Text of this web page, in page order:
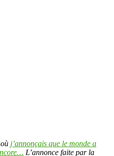
j’annonçais que le monde a
L’annonce faite par la